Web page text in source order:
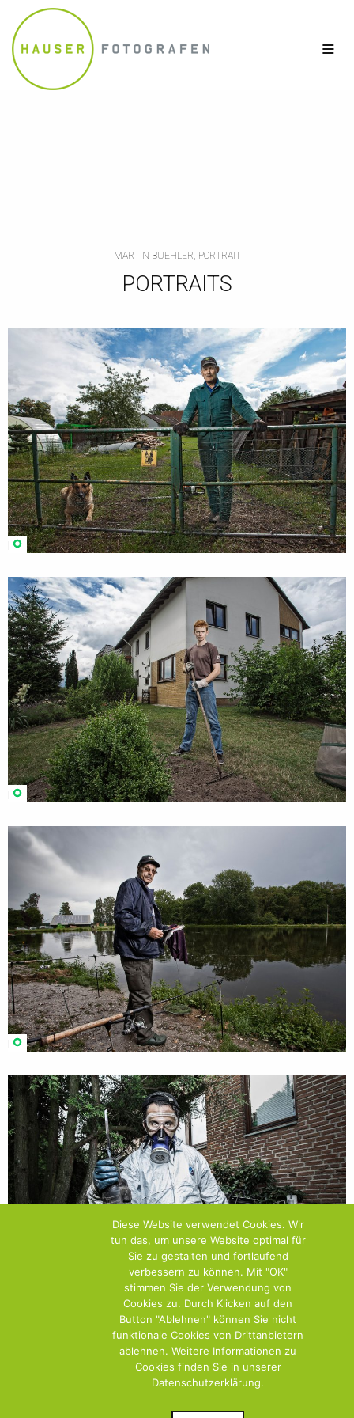
MARTIN BUEHLER, PORTRAIT
PORTRAITS
Diese Website verwendet Cookies. Wir
tun das, um unsere Website optimal für
Sie zu gestalten und fortlaufend
verbessern zu können. Mit "OK"
stimmen Sie der Verwendung von
Cookies zu. Durch Klicken auf den
Button "Ablehnen" können Sie nicht
funktionale Cookies von Drittanbietern
ablehnen. Weitere Informationen zu
Cookies finden Sie in unserer
Datenschutzerklärung.